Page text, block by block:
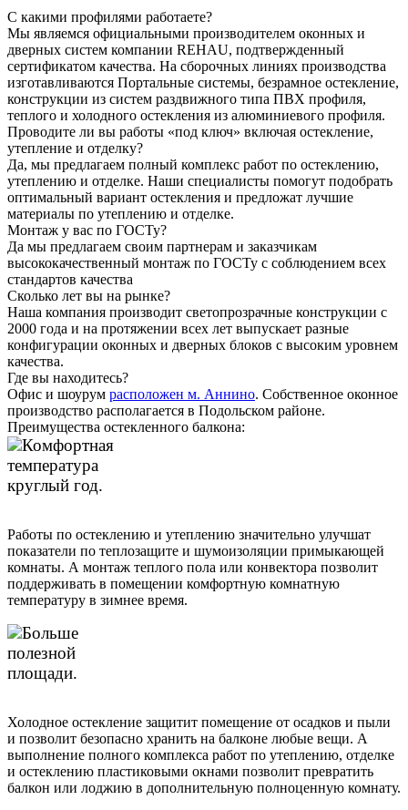
С какими профилями работаете?
Мы являемся официальными производителем оконных и
дверных систем компании REHAU, подтвержденный
сертификатом качества. На сборочных линиях производства
изготавливаются Портальные системы, безрамное остекление,
конструкции из систем раздвижного типа ПВХ профиля,
теплого и холодного остекления из алюминиевого профиля.
Проводите ли вы работы «под ключ» включая остекление,
утепление и отделку?
Да, мы предлагаем полный комплекс работ по остеклению,
утеплению и отделке. Наши специалисты помогут подобрать
оптимальный вариант остекления и предложат лучшие
материалы по утеплению и отделке.
Монтаж у вас по ГОСТу?
Да мы предлагаем своим партнерам и заказчикам
высококачественный монтаж по ГОСТу с соблюдением всех
стандартов качества
Сколько лет вы на рынке?
Наша компания производит светопрозрачные конструкции с
2000 года и на протяжении всех лет выпускает разные
конфигурации оконных и дверных блоков с высоким уровнем
качества.
Где вы находитесь?
Офис и шоурум расположен м. Аннино. Собственное оконное
производство располагается в Подольском районе.
Преимущества остекленного балкона:
Комфортная
температура
круглый год.
Работы по остеклению и утеплению значительно улучшат
показатели по теплозащите и шумоизоляции примыкающей
комнаты. А монтаж теплого пола или конвектора позволит
поддерживать в помещении комфортную комнатную
температуру в зимнее время.
Больше
полезной
площади.
Холодное остекление защитит помещение от осадков и пыли
и позволит безопасно хранить на балконе любые вещи. А
выполнение полного комплекса работ по утеплению, отделке
и остеклению пластиковыми окнами позволит превратить
балкон или лоджию в дополнительную полноценную комнату.